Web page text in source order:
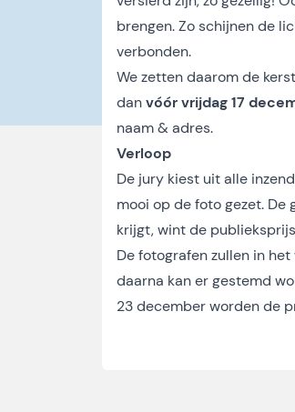
brengen. Zo schijnen de
verbonden.
We zetten daarom de
danvóór vrijdag 17
naam & adres.
Verloop
De jury kiest uit alle
mooi op de foto gezet. De
krijgt, wint de
De fotografen zullen in
daarna kan er gestemd
23 december worden de